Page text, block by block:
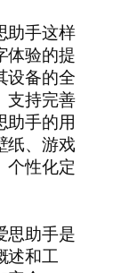
助手这样
体验的提
设备的全
支持完善
助手的用
纸、游戏
个性化定
思助手是
述和工